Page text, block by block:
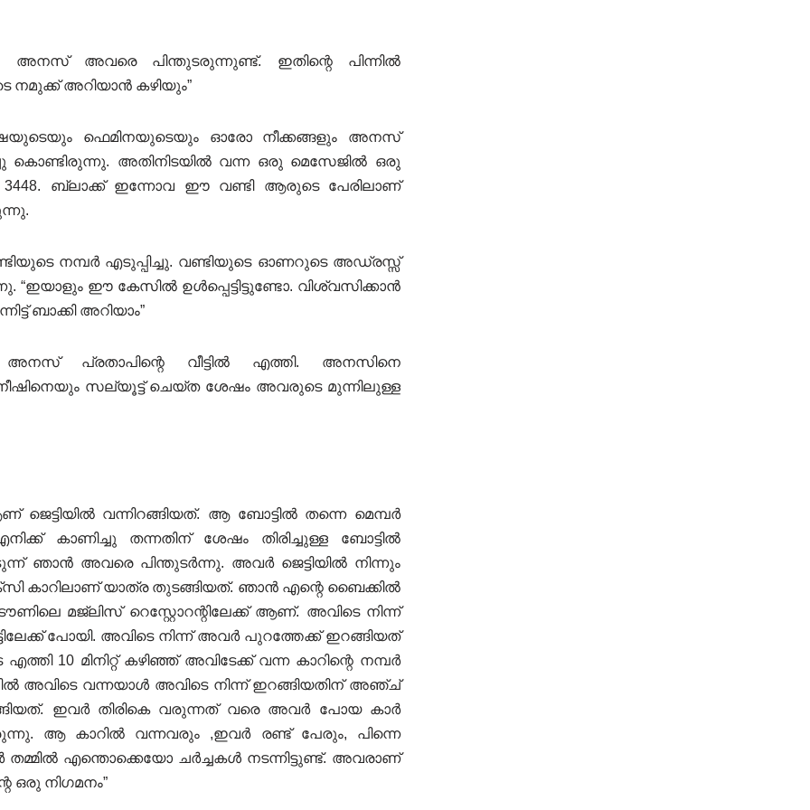
അനസ് അവരെ പിന്തുടരുന്നുണ്ട്. ഇതിന്റെ പിന്നിൽ
നമുക്ക് അറിയാൻ കഴിയും”
ഫെമിനയുടെയും ഓരോ നീക്കങ്ങളും അനസ്
കൊണ്ടിരുന്നു. അതിനിടയിൽ വന്ന ഒരു മെസേജിൽ ഒരു
3448. ബ്ലാക്ക് ഇന്നോവ ഈ വണ്ടി ആരുടെ പേരിലാണ്
നമ്പർ എടുപ്പിച്ചു. വണ്ടിയുടെ ഓണറുടെ അഡ്രസ്സ്
ഈ കേസിൽ ഉൾപ്പെട്ടിട്ടുണ്ടോ. വിശ്വസിക്കാൻ
ബാക്കി അറിയാം”
പ്രതാപിന്റെ വീട്ടിൽ എത്തി. അനസിനെ
സല്യൂട്ട് ചെയ്ത ശേഷം അവരുടെ മുന്നിലുള്ള
വന്നിറങ്ങിയത്. ആ ബോട്ടിൽ തന്നെ മെമ്പർ
കാണിച്ചു തന്നതിന് ശേഷം തിരിച്ചുള്ള ബോട്ടിൽ
ഞാൻ അവരെ പിന്തുടർന്നു. അവർ ജെട്ടിയിൽ നിന്നും
കാറിലാണ് യാത്ര തുടങ്ങിയത്. ഞാൻ എന്റെ ബൈക്കിൽ
മജ്ലിസ് റെസ്റ്റോറന്റിലേക്ക് ആണ്. അവിടെ നിന്ന്
പോയി. അവിടെ നിന്ന് അവർ പുറത്തേക്ക് ഇറങ്ങിയത്
10 മിനിറ്റ് കഴിഞ്ഞ് അവിടേക്ക് വന്ന കാറിന്റെ നമ്പർ
വന്നയാൾ അവിടെ നിന്ന് ഇറങ്ങിയതിന് അഞ്ച്
ഇവർ തിരികെ വരുന്നത് വരെ അവർ പോയ കാർ
ആ കാറിൽ വന്നവരും ,ഇവർ രണ്ട് പേരും, പിന്നെ
തമ്മിൽ എന്തൊക്കെയോ ചർച്ചകൾ നടന്നിട്ടുണ്ട്. അവരാണ്
ഒരു നിഗമനം”